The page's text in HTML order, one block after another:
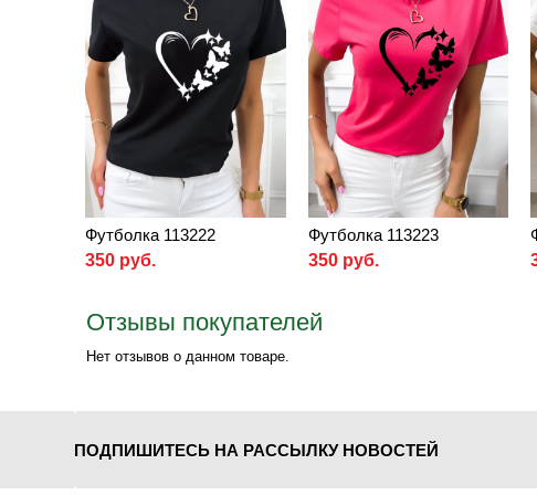
Футболка 113222
350 руб.
Футболка 113223
350 руб.
Отзывы покупателей
Нет отзывов о данном товаре.
ПОДПИШИТЕСЬ НА РАССЫЛКУ НОВОСТЕЙ